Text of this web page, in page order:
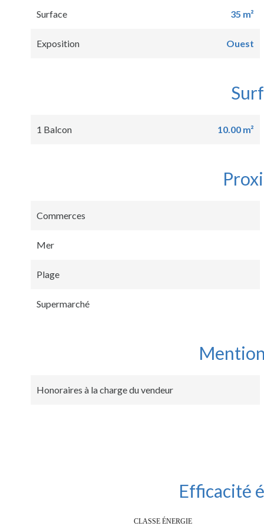
Surface 35 m²
Exposition Ouest
1 Balcon 10.00 m²
Commerces
Mer
Plage
Supermarché
Honoraires à la charge du vendeur
Efficacité